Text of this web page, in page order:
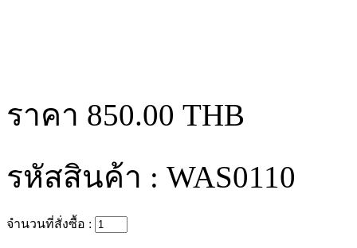
ราคา 850.00 THB
รหัสสินค้า : WAS0110
จำนวนที่สั่งซื้อ :